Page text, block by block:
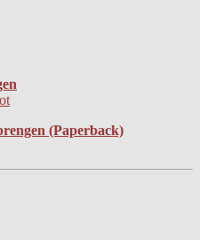
(Paperback)